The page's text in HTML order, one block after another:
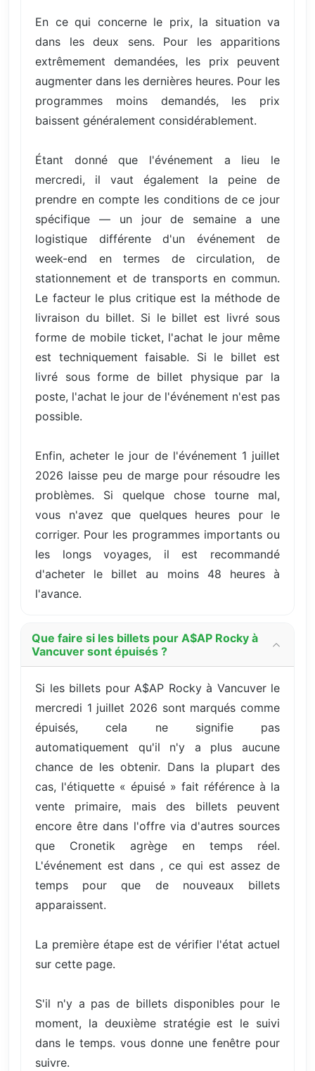
En ce qui concerne le prix, la situation va
dans les deux sens. Pour les apparitions
extrêmement demandées, les prix peuvent
augmenter dans les dernières heures. Pour les
programmes moins demandés, les prix
baissent généralement considérablement.
Étant donné que l'événement a lieu le
mercredi, il vaut également la peine de
prendre en compte les conditions de ce jour
spécifique — un jour de semaine a une
logistique différente d'un événement de
week-end en termes de circulation, de
stationnement et de transports en commun.
Le facteur le plus critique est la méthode de
livraison du billet. Si le billet est livré sous
forme de mobile ticket, l'achat le jour même
est techniquement faisable. Si le billet est
livré sous forme de billet physique par la
poste, l'achat le jour de l'événement n'est pas
possible.
Enfin, acheter le jour de l'événement 1 juillet
2026 laisse peu de marge pour résoudre les
problèmes. Si quelque chose tourne mal,
vous n'avez que quelques heures pour le
corriger. Pour les programmes importants ou
les longs voyages, il est recommandé
d'acheter le billet au moins 48 heures à
l'avance.
Que faire si les billets pour A$AP Rocky à
Vancuver sont épuisés ?
Si les billets pour A$AP Rocky à Vancuver le
mercredi 1 juillet 2026 sont marqués comme
épuisés, cela ne signifie pas
automatiquement qu'il n'y a plus aucune
chance de les obtenir. Dans la plupart des
cas, l'étiquette « épuisé » fait référence à la
vente primaire, mais des billets peuvent
encore être dans l'offre via d'autres sources
que Cronetik agrège en temps réel.
L'événement est dans , ce qui est assez de
temps pour que de nouveaux billets
apparaissent.
La première étape est de vérifier l'état actuel
sur cette page.
S'il n'y a pas de billets disponibles pour le
moment, la deuxième stratégie est le suivi
dans le temps. vous donne une fenêtre pour
suivre.